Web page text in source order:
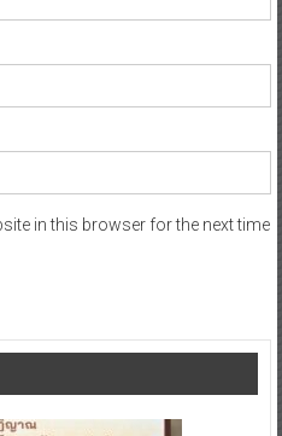
in this browser for the next time